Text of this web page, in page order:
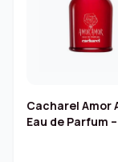
Cacharel Amor
Eau de Parfum